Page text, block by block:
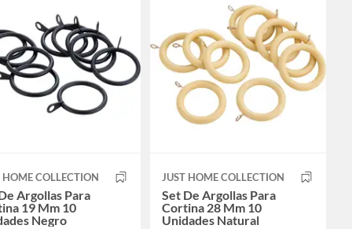
HOME COLLECTION
Argollas Para
19 Mm 10
Negro
JUST HOME COLLECTION
Set De Argollas Para
Cortina 28 Mm 10
Unidades Natural